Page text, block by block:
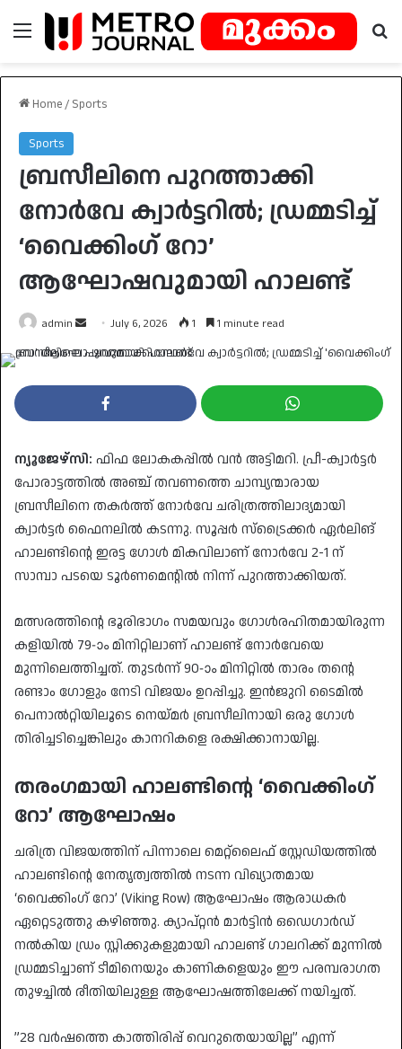
Menu
Home / Sports
Sports
ബ്രസീലിനെ പുറത്താക്കി
നോർവേ ക്വാർട്ടറിൽ; ഡ്രമ്മടിച്ച്
‘വൈക്കിംഗ് റോ’
ആഘോഷവുമായി ഹാലണ്ട്
admin
Send July 6, 2026 1 1 minute read
ന്യൂജേഴ്‌സി: ഫിഫ ലോകകപ്പിൽ വൻ അട്ടിമറി. പ്രീ-ക്വാർട്ടർ
പോരാട്ടത്തിൽ അഞ്ച് തവണത്തെ ചാമ്പ്യന്മാരായ
ബ്രസീലിനെ തകർത്ത് നോർവേ ചരിത്രത്തിലാദ്യമായി
ക്വാർട്ടർ ഫൈനലിൽ കടന്നു. സൂപ്പർ സ്‌ട്രൈക്കർ ഏർലിങ്
ഹാലണ്ടിന്റെ ഇരട്ട ഗോൾ മികവിലാണ് നോർവേ 2-1 ന്
സാമ്പാ പടയെ ടൂർണമെന്റിൽ നിന്ന് പുറത്താക്കിയത്.
​മത്സരത്തിന്റെ ഭൂരിഭാഗം സമയവും ഗോൾരഹിതമായിരുന്ന
കളിയിൽ 79-ാം മിനിറ്റിലാണ് ഹാലണ്ട് നോർവേയെ
മുന്നിലെത്തിച്ചത്. തുടർന്ന് 90-ാം മിനിറ്റിൽ താരം തന്റെ
രണ്ടാം ഗോളും നേടി വിജയം ഉറപ്പിച്ചു. ഇൻജുറി ടൈമിൽ
പെനാൽറ്റിയിലൂടെ നെയ്മർ ബ്രസീലിനായി ഒരു ഗോൾ
തിരിച്ചടിച്ചെങ്കിലും കാനറികളെ രക്ഷിക്കാനായില്ല.
​തരംഗമായി ഹാലണ്ടിന്റെ ‘വൈക്കിംഗ്
റോ’ ആഘോഷം
​ചരിത്ര വിജയത്തിന് പിന്നാലെ മെറ്റ്‌ലൈഫ് സ്റ്റേഡിയത്തിൽ
ഹാലണ്ടിന്റെ നേതൃത്വത്തിൽ നടന്ന വിഖ്യാതമായ
‘വൈക്കിംഗ് റോ’ (Viking Row) ആഘോഷം ആരാധകർ
ഏറ്റെടുത്തു കഴിഞ്ഞു. ക്യാപ്റ്റൻ മാർട്ടിൻ ഒഡെഗാർഡ്
നൽകിയ ഡ്രം സ്റ്റിക്കുകളുമായി ഹാലണ്ട് ഗാലറിക്ക് മുന്നിൽ
ഡ്രമ്മടിച്ചാണ് ടീമിനെയും കാണികളെയും ഈ പരമ്പരാഗത
തുഴച്ചിൽ രീതിയിലുള്ള ആഘോഷത്തിലേക്ക് നയിച്ചത്.
​”28 വർഷത്തെ കാത്തിരിപ്പ് വെറുതെയായില്ല” എന്ന്